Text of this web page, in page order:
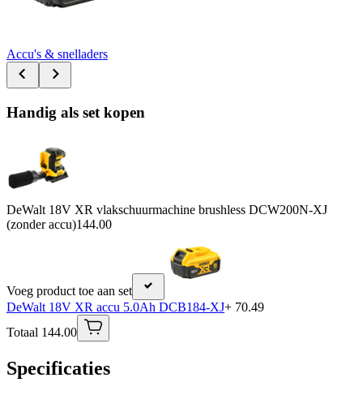
Accu's & snelladers
Handig als set kopen
DeWalt 18V XR vlakschuurmachine brushless DCW200N-XJ
(zonder accu)144.00
Voeg product toe aan set
DeWalt 18V XR accu 5.0Ah DCB184-XJ+ 70.49
Totaal 144.00
Specificaties